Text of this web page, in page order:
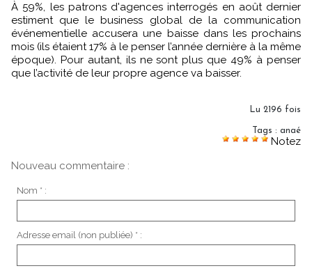
À 59%, les patrons d'agences interrogés en août dernier
estiment que le business global de la communication
événementielle accusera une baisse dans les prochains
mois (ils étaient 17% à le penser l’année dernière à la même
époque). Pour autant, ils ne sont plus que 49% à penser
que l’activité de leur propre agence va baisser.
Lu 2196 fois
Tags : anaé
Notez
Nouveau commentaire :
Nom * :
Adresse email (non publiée) * :